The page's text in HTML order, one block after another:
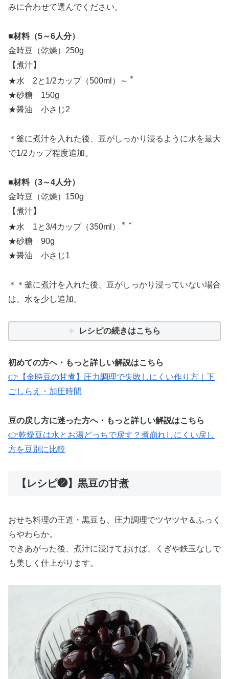
みに合わせて選んでください。
■材料（5～6人分）
金時豆（乾燥）250g
【煮汁】
★水 2と1/2カップ（500ml）～ ＊
★砂糖 150g
★醤油 小さじ2
＊釜に煮汁を入れた後、豆がしっかり浸るように水を最大
で1/2カップ程度追加。
■材料（3～4人分）
金時豆（乾燥）150g
【煮汁】
★水 1と3/4カップ（350ml）
＊＊
★砂糖 90g
★醤油 小さじ1
＊＊釜に煮汁を入れた後、豆がしっかり浸っていない場合
は、水を少し追加。
レシピの続きはこちら
初めての方へ・もっと詳しい解説はこちら
👉【金時豆の甘煮】圧力調理で失敗しにくい作り方｜下
ごしらえ・加圧時間
豆の戻し方に迷った方へ・もっと詳しい解説はこちら
👉乾燥豆は水とお湯どっちで戻す？煮崩れしにくい戻し
方を豆別に比較
【レシピ❷】黒豆の甘煮
おせち料理の王道・黒豆も、圧力調理でツヤツヤ＆ふっく
らやわらか。
できあがった後、煮汁に浸けておけば、くぎや鉄玉なしで
も美しく仕上がります。